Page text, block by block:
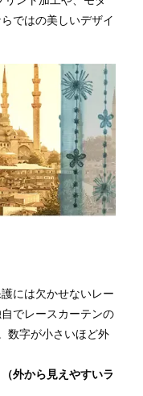
ではの美しいデザイ
には欠かせないレー
でレースカーテンの
数字が小さいほど外
外から見えやすいラ